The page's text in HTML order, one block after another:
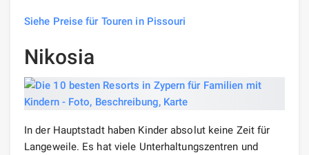
Siehe Preise für Touren in Pissouri
Nikosia
In der Hauptstadt haben Kinder absolut keine Zeit für
Langeweile. Es hat viele Unterhaltungszentren und